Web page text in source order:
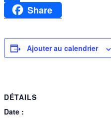
FacebookShare
Ajouter au calendrier
DÉTAILS
Date :